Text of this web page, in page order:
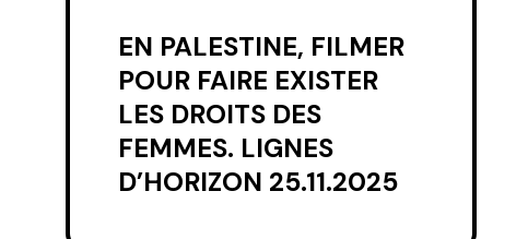
EN PALESTINE, FILMER
POUR FAIRE EXISTER
LES DROITS DES
FEMMES. LIGNES
D’HORIZON 25.11.2025